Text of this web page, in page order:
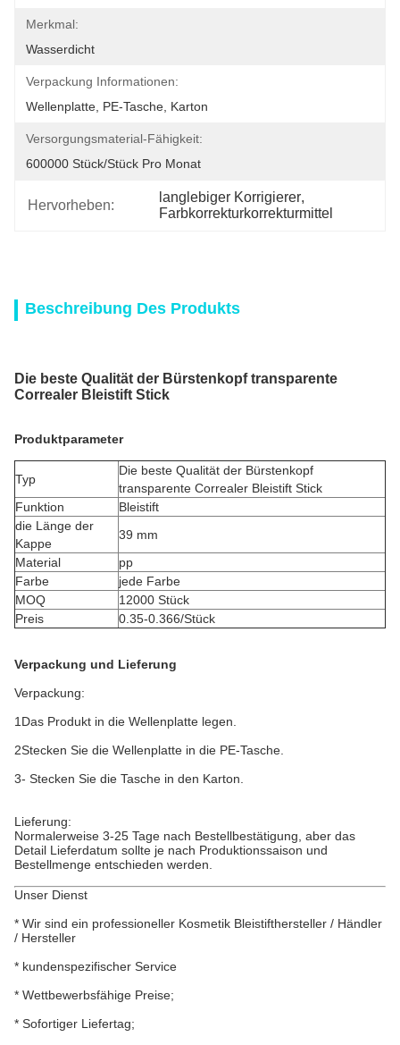
Merkmal:
Wasserdicht
Verpackung Informationen:
Wellenplatte, PE-Tasche, Karton
Versorgungsmaterial-Fähigkeit:
600000 Stück/Stück Pro Monat
Hervorheben:
langlebiger Korrigierer,
Farbkorrekturkorrekturmittel
Beschreibung Des Produkts
Die beste Qualität der Bürstenkopf transparente
Correaler Bleistift Stick
Produktparameter
Typ
Die beste Qualität der Bürstenkopf
transparente Correaler Bleistift Stick
Funktion
Bleistift
die Länge der
Kappe
39 mm
Material
pp
Farbe
jede Farbe
MOQ
12000 Stück
Preis
0.35-0.366/Stück
Verpackung und Lieferung
Verpackung:
1Das Produkt in die Wellenplatte legen.
2Stecken Sie die Wellenplatte in die PE-Tasche.
3- Stecken Sie die Tasche in den Karton.
Lieferung:
Normalerweise 3-25 Tage nach Bestellbestätigung, aber das
Detail Lieferdatum sollte je nach Produktionssaison und
Bestellmenge entschieden werden.
Unser Dienst
* Wir sind ein professioneller Kosmetik Bleistifthersteller / Händler
/ Hersteller
* kundenspezifischer Service
* Wettbewerbsfähige Preise;
* Sofortiger Liefertag;